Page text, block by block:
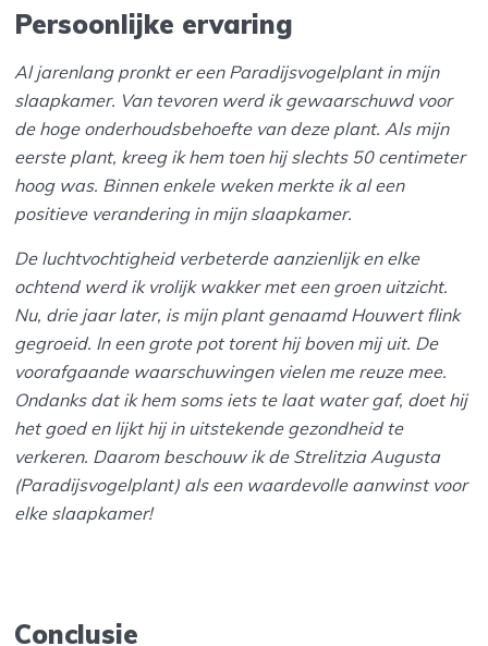
Persoonlijke ervaring
Al jarenlang pronkt er een Paradijsvogelplant in mijn
slaapkamer. Van tevoren werd ik gewaarschuwd voor
de hoge onderhoudsbehoefte van deze plant. Als mijn
eerste plant, kreeg ik hem toen hij slechts 50 centimeter
hoog was. Binnen enkele weken merkte ik al een
positieve verandering in mijn slaapkamer.
De luchtvochtigheid verbeterde aanzienlijk en elke
ochtend werd ik vrolijk wakker met een groen uitzicht.
Nu, drie jaar later, is mijn plant genaamd Houwert flink
gegroeid. In een grote pot torent hij boven mij uit. De
voorafgaande waarschuwingen vielen me reuze mee.
Ondanks dat ik hem soms iets te laat water gaf, doet hij
het goed en lijkt hij in uitstekende gezondheid te
verkeren. Daarom beschouw ik de Strelitzia Augusta
(Paradijsvogelplant) als een waardevolle aanwinst voor
elke slaapkamer!
Conclusie